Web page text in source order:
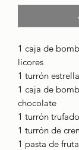
1 caja de
licores
1 turrón
1 caja de
chocolate
1 turrón
1 turrón de
1 pasta de fruta